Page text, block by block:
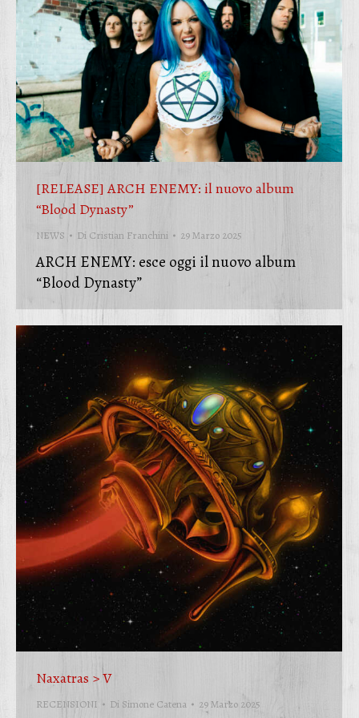
[RELEASE] ARCH ENEMY: il nuovo album
“Blood Dynasty”
NEWS Di Cristian Franchini 29 Marzo 2025
ARCH ENEMY: esce oggi il nuovo album
“Blood Dynasty”
Naxatras > V
RECENSIONI Di Simone Catena 29 Marzo 2025